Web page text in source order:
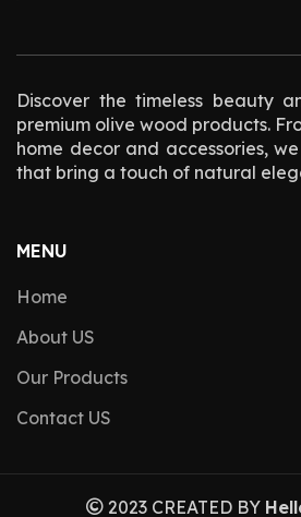
Discover the timeless beauty
premium olive wood products.
home decor and accessories,
that bring a touch of natural
MENU
Home
About US
Our Products
Contact US
2023 CREATED BY